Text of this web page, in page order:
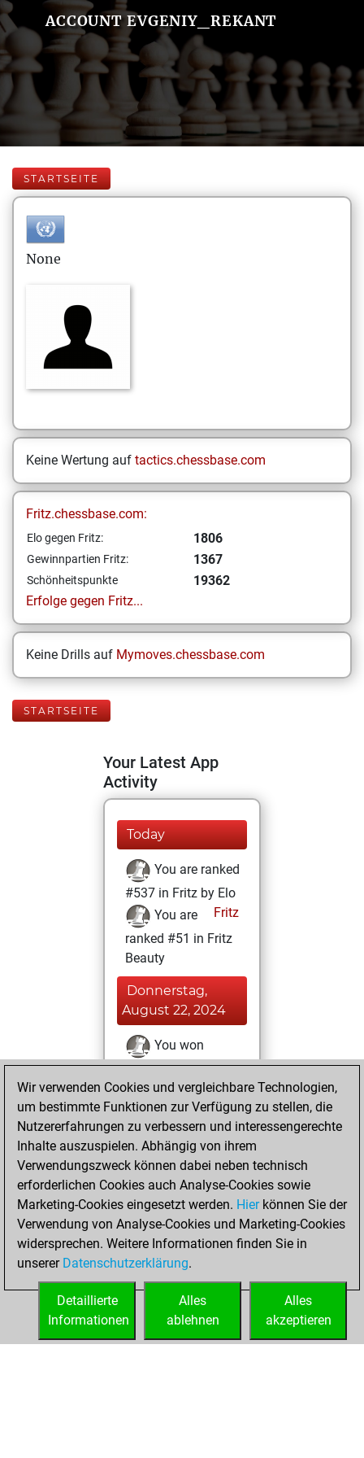
ACCOUNT EVGENIY_REKANT
STARTSEITE
None
Keine Wertung auf tactics.chessbase.com
Fritz.chessbase.com:
Elo gegen Fritz: 1806
Gewinnpartien Fritz: 1367
Schönheitspunkte
19362
Erfolge gegen Fritz...
Keine Drills auf Mymoves.chessbase.com
STARTSEITE
Your Latest App
Activity
Today
You are ranked
#537 in Fritz by Elo
Fritz
You are
ranked #51 in Fritz
Beauty
Donnerstag,
August 22, 2024
You won
against Fritz
Fritz
You achieved a
BeautyScore of
19362
You achieved a
new Elo of 1806
Sonntag, August
27, 2023
You created
your Fritz account
Wir verwenden Cookies und vergleichbare Technologien,
um bestimmte Funktionen zur Verfügung zu stellen, die
Nutzererfahrungen zu verbessern und interessengerechte
Inhalte auszuspielen. Abhängig von ihrem
Verwendungszweck können dabei neben technisch
erforderlichen Cookies auch Analyse-Cookies sowie
Marketing-Cookies eingesetzt werden. Hierkönnen Sie der
Verwendung von Analyse-Cookies und Marketing-Cookies
widersprechen. Weitere Informationen finden Sie in
unserer Datenschutzerklärung.
Alles
akzeptieren
Alles
ablehnen
Detaillierte
Informationen